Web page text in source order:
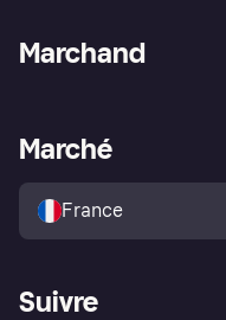
Explorez les magasins
Politique de protection de
l’acheteur Klarna
Marchand
Portail Marchand
Marché
France
Suivre